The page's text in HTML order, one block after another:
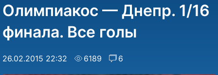
Олимпиакос — Днепр. 1/16
финала. Все голы
26.02.2015 22:32 6189 6